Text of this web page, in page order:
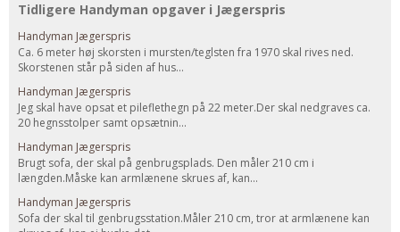
Reparation Og Vedligehold
Varme Og Energi
Andet
MALER
Indendørs
Udendørs
Kan Det Males?
Tidligere Handyman opgaver i Jægerspris
Handyman Jægerspris
Ca. 6 meter høj skorsten i mursten/teglsten fra 1970 skal rives ned.
Skorstenen står på siden af hus...
Handyman Jægerspris
Jeg skal have opsat et pileflethegn på 22 meter.Der skal nedgraves ca.
20 hegnsstolper samt opsætnin...
Handyman Jægerspris
Brugt sofa, der skal på genbrugsplads. Den måler 210 cm i
længden.Måske kan armlænene skrues af, kan...
Handyman Jægerspris
Sofa der skal til genbrugsstation.Måler 210 cm, tror at armlænene kan